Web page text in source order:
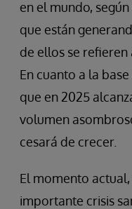
en el mundo,
que están
de ellos se refieren
En cuanto a la
que en 2025
volumen
cesará de crecer.
El momento
importante crisis